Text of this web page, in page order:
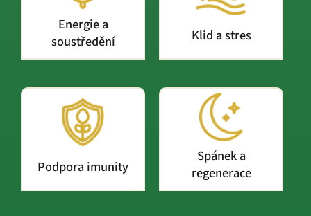
Energie a
soustředění
Klid a stres
Podpora imunity
Spánek a
regenerace